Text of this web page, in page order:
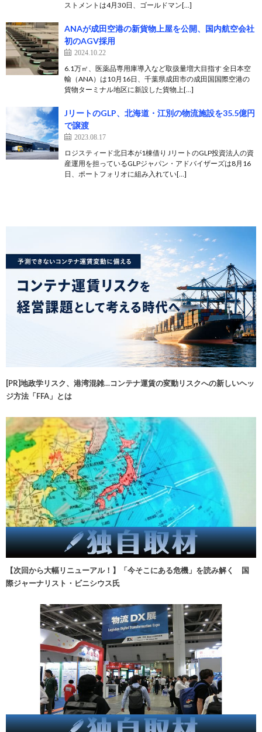
ストメントは4月30日、ゴールドマン[…]
ANAが成田空港の新貨物上屋を公開、国内航空会社
初のAGV採用
2024.10.22
6.1万㎡、医薬品専用庫導入など取扱量増大目指す 全日本空
輸（ANA）は10月16日、千葉県成田市の成田国国際空港の
貨物ターミナル地区に新設した貨物上[…]
JリートのGLP、北海道・江別の物流施設を35.5億円
で譲渡
2023.08.17
ロジスティード北日本が1棟借り JリートのGLP投資法人の資
産運用を担っているGLPジャパン・アドバイザーズは8月16
日、ポートフォリオに組み入れてい[…]
[PR]地政学リスク、港湾混雑…コンテナ運賃の変動リスクへの新しいヘッ
ジ方法「FFA」とは
【次回から大幅リニューアル！】「今そこにある危機」を読み解く 国
際ジャーナリスト・ビニシウス氏